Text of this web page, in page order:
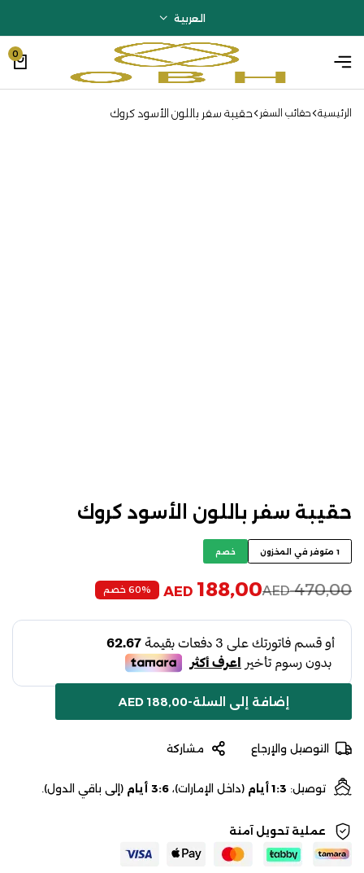
العربية
0
الرئيسية حقائب السفر حقيبة سفر باللون الأسود كروك
حقيبة سفر باللون الأسود كروك
1 متوفر في المخزون خصم
AED470,00
AED 188,00 60% خصم
إضافة إلى السلة-
AED188,00
التوصيل والإرجاع مشاركة
توصيل: 1:3 أيام (داخل الإمارات)، 3:6 أيام (إلى باقي الدول).
عملية تحويل آمنة